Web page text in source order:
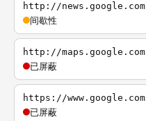
http://news.google.com
间歇性
http://maps.google.com
已屏蔽
https://www.google.com
已屏蔽